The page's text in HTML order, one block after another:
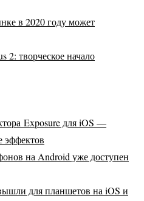
в 2020 году может
2: творческое начало
Exposure для iOS —
эффектов
на Android уже доступен
для планшетов на iOS и